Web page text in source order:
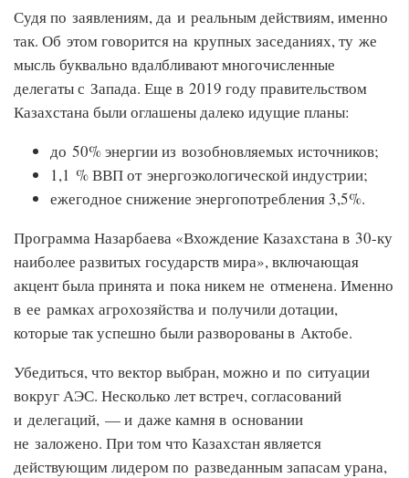
Судя по заявлениям, да и реальным действиям, именно
так. Об этом говорится на крупных заседаниях, ту же
мысль буквально вдалбливают многочисленные
делегаты с Запада. Еще в 2019 году правительством
Казахстана были оглашены далеко идущие планы:
до 50% энергии из возобновляемых источников;
1,1 % ВВП от энергоэкологической индустрии;
ежегодное снижение энергопотребления 3,5%.
Программа Назарбаева «Вхождение Казахстана в 30-ку
наиболее развитых государств мира», включающая
акцент была принята и пока никем не отменена. Именно
в ее рамках агрохозяйства и получили дотации,
которые так успешно были разворованы в Актобе.
Убедиться, что вектор выбран, можно и по ситуации
вокруг АЭС. Несколько лет встреч, согласований
и делегаций, — и даже камня в основании
не заложено. При том что Казахстан является
действующим лидером по разведанным запасам урана,